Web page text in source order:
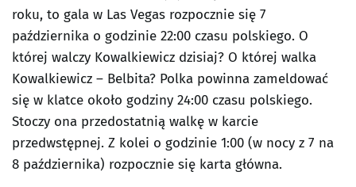
roku, to gala w Las Vegas rozpocznie się 7
października o godzinie 22:00 czasu polskiego. O
której walczy Kowalkiewicz dzisiaj? O której walka
Kowalkiewicz – Belbita? Polka powinna zameldować
się w klatce około godziny 24:00 czasu polskiego.
Stoczy ona przedostatnią walkę w karcie
przedwstępnej. Z kolei o godzinie 1:00 (w nocy z 7 na
8 października) rozpocznie się karta główna.